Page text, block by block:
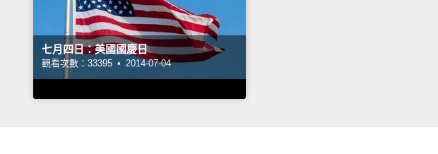
七月四日：美國國慶日
觀看次數：33395 • 2014-07-04